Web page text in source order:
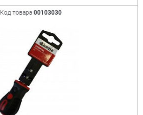
Код товара 00103030